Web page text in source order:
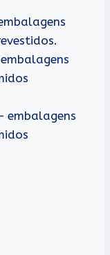
embalagens